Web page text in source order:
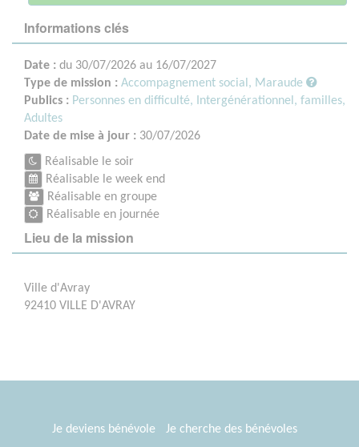
Informations clés
Date : du 30/07/2026 au 16/07/2027
Type de mission : Accompagnement social, Maraude
Publics : Personnes en difficulté,
Intergénérationnel, familles,
Adultes
Date de mise à jour : 30/07/2026
Réalisable le soir
Réalisable le week end
Réalisable en groupe
Réalisable en journée
Lieu de la mission
Ville d'Avray
92410 VILLE D'AVRAY
Je deviens bénévole Je cherche des bénévoles